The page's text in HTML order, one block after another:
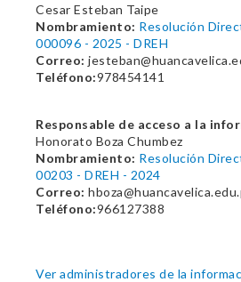
Cesar Esteban Taipe
Nombramiento: Resolución
000096 - 2025 - DREH
Correo:
Teléfono:978454141
Responsable de acceso a la
Honorato Boza Chumbez
Nombramiento: Resolución
00203 - DREH - 2024
Correo:
Teléfono:966127388
Ver administradores de la